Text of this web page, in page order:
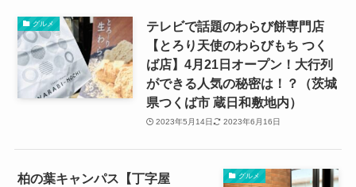
グルメ
テレビで話題のわらび餅専門店
【とろり天使のわらびもち つく
ば店】4月21日オープン！大行列
ができる人気の秘密は！？（茨城
県つくば市 蔵日和敷地内）
2023年5月14日 2023年6月16日
グルメ
柏の葉キャンパス【丁字屋